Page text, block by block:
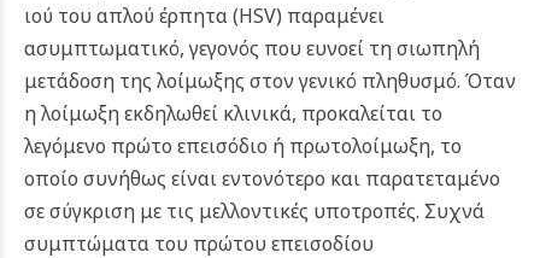
ιού του απλού έρπητα (HSV) παραμένει
ασυμπτωματικό, γεγονός που ευνοεί τη σιωπηλή
μετάδοση της λοίμωξης στον γενικό πληθυσμό. Όταν
η λοίμωξη εκδηλωθεί κλινικά, προκαλείται το
λεγόμενο πρώτο επεισόδιο ή πρωτολοίμωξη, το
οποίο συνήθως είναι εντονότερο και παρατεταμένο
σε σύγκριση με τις μελλοντικές υποτροπές. Συχνά
συμπτώματα του πρώτου επεισοδίου